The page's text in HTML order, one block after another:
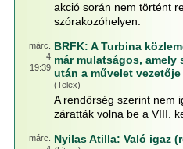
akció során nem történt
szórakozóhelyen.
márc.
4
19:39
BRFK: A Turbina
már mulatságos,
után a művelet
(Telex)
A rendőrség szerint nem
záratták volna be a VIII.
márc.
Nyilas Atilla: Való igaz